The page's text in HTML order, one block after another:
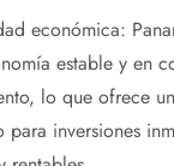
económica:
estable y en
lo que ofrece
para inversiones